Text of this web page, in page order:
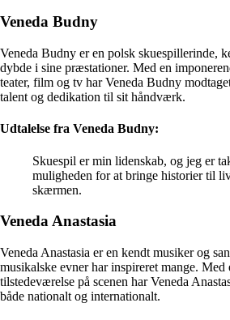
Veneda Budny
Veneda Budny er en polsk skuespillerinde,
dybde i sine præstationer. Med en
teater, film og tv har Veneda Budny
talent og dedikation til sit håndværk.
Udtalelse fra Veneda Budny:
Skuespil er min lidenskab, og jeg er
muligheden for at bringe historier til
skærmen.
Veneda Anastasia
Veneda Anastasia er en kendt musiker og
musikalske evner har inspireret mange.
tilstedeværelse på scenen har Veneda
både nationalt og internationalt.